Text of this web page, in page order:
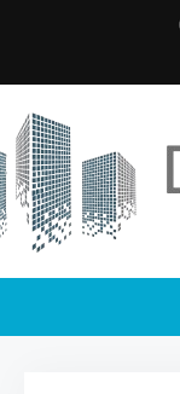
content